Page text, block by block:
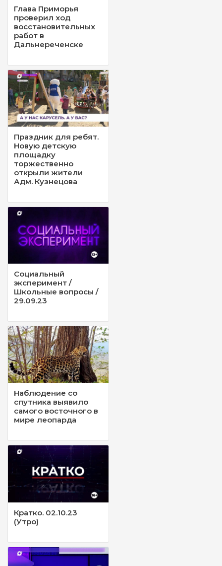
Глава Приморья
проверил ход
восстановительных
работ в
Дальнереченске
Праздник для ребят.
Новую детскую
площадку
торжественно
открыли жители
Адм. Кузнецова
Социальный
эксперимент /
Школьные вопросы /
29.09.23
Наблюдение со
спутника выявило
самого восточного в
мире леопарда
Кратко. 02.10.23
(Утро)